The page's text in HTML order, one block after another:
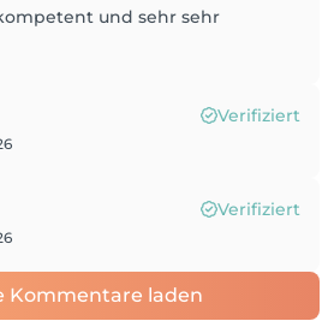
und sehr sehr
Verifiziert
Verifiziert
Kommentare laden